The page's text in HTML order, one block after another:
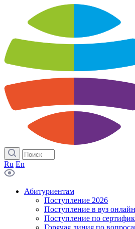
Ru En
Абитуриентам
Поступление 2026
Поступление в вуз онлайн
Поступление по
Горячая линия по